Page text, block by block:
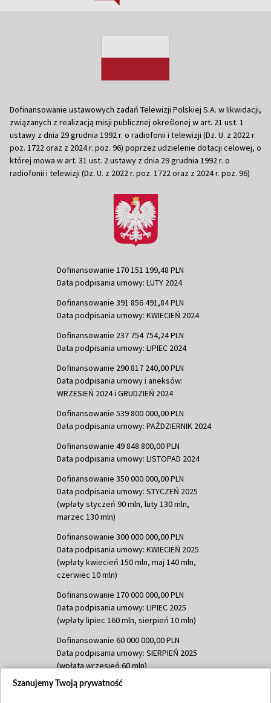
Dofinansowanie ustawowych zadań Telewizji Polskiej S.A. w likwidacji,
związanych z realizacją misji publicznej określonej w art. 21 ust. 1
ustawy z dnia 29 grudnia 1992 r. o radiofonii i telewizji (Dz. U. z 2022 r.
poz. 1722 oraz z 2024 r. poz. 96) poprzez udzielenie dotacji celowej, o
której mowa w art. 31 ust. 2 ustawy z dnia 29 grudnia 1992 r. o
radiofonii i telewizji (Dz. U. z 2022 r. poz. 1722 oraz z 2024 r. poz. 96)
Dofinansowanie 170 151 199,48 PLN
Data podpisania umowy: LUTY 2024
Dofinansowanie 391 856 491,84 PLN
Data podpisania umowy: KWIECIEŃ 2024
Dofinansowanie 237 754 754,24 PLN
Data podpisania umowy: LIPIEC 2024
Dofinansowanie 290 817 240,00 PLN
Data podpisania umowy i aneksów:
WRZESIEŃ 2024 i GRUDZIEŃ 2024
Dofinansowanie 539 800 000,00 PLN
Data podpisania umowy: PAŹDZIERNIK 2024
Dofinansowanie 49 848 800,00 PLN
Data podpisania umowy: LISTOPAD 2024
Dofinansowanie 350 000 000,00 PLN
Data podpisania umowy: STYCZEŃ 2025
(wpłaty styczeń 90 mln, luty 130 mln,
marzec 130 mln)
Dofinansowanie 300 000 000,00 PLN
Data podpisania umowy: KWIECIEŃ 2025
(wpłaty kwiecień 150 mln, maj 140 mln,
czerwiec 10 mln)
Dofinansowanie 170 000 000,00 PLN
Data podpisania umowy: LIPIEC 2025
(wpłaty lipiec 160 mln, sierpień 10 mln)
Dofinansowanie 60 000 000,00 PLN
Data podpisania umowy: SIERPIEŃ 2025
(wpłata wrzesień 60 mln)
Dofinansowanie 635 783 051,21 PLN
Szanujemy Twoją prywatność